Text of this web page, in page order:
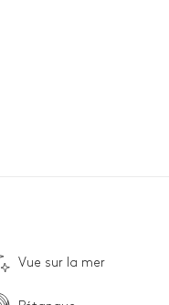
Vue sur la mer